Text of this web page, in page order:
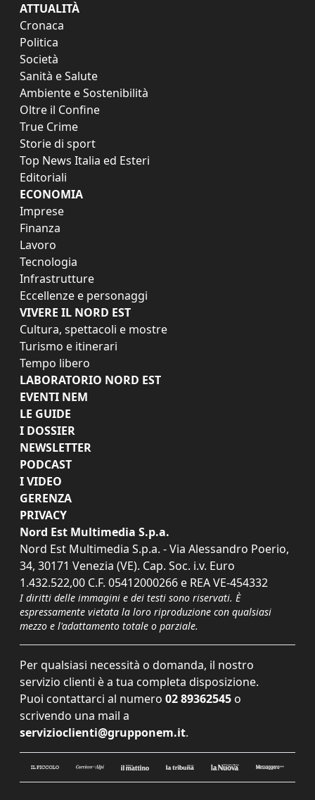
ATTUALITÀ
Cronaca
Politica
Società
Sanità e Salute
Ambiente e Sostenibilità
Oltre il Confine
True Crime
Storie di sport
Top News Italia ed Esteri
Editoriali
ECONOMIA
Imprese
Finanza
Lavoro
Tecnologia
Infrastrutture
Eccellenze e personaggi
VIVERE IL NORD EST
Cultura, spettacoli e mostre
Turismo e itinerari
Tempo libero
LABORATORIO NORD EST
EVENTI NEM
LE GUIDE
I DOSSIER
NEWSLETTER
PODCAST
I VIDEO
GERENZA
PRIVACY
Nord Est Multimedia S.p.a.
Nord Est Multimedia S.p.a. - Via Alessandro Poerio,
34, 30171 Venezia (VE). Cap. Soc. i.v. Euro
1.432.522,00 C.F. 05412000266 e REA VE-454332
I diritti delle immagini e dei testi sono riservati. È
espressamente vietata la loro riproduzione con qualsiasi
mezzo e l'adattamento totale o parziale.
Per qualsiasi necessità o domanda, il nostro
servizio clienti è a tua completa disposizione.
Puoi contattarci al numero 02 89362545 o
scrivendo una mail a
servizioclienti@grupponem.it.